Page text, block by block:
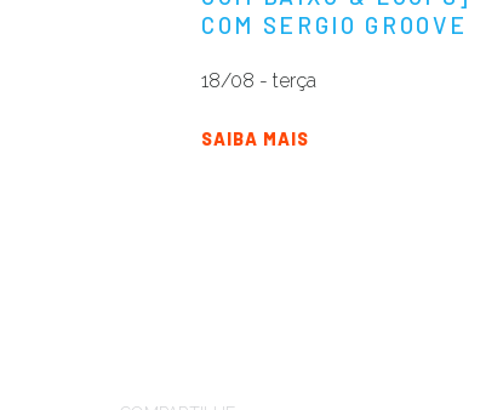
COM SERGIO GROOVE
18/08 - terça
SAIBA MAIS